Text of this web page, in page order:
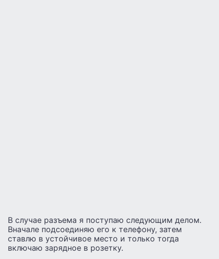
В случае разъема я поступаю следующим делом.
Вначале подсоединяю его к телефону, затем
ставлю в устойчивое место и только тогда
включаю зарядное в розетку.